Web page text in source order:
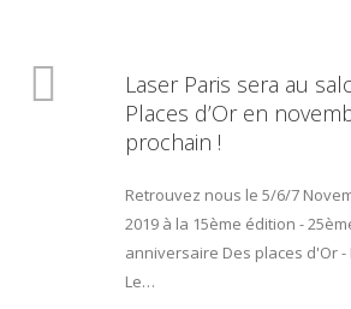
Laser Paris sera au
Places d’Or en
prochain !
Retrouvez nous le 5/6/7
2019 à la 15ème édition -
anniversaire Des places d'Or -
Le…